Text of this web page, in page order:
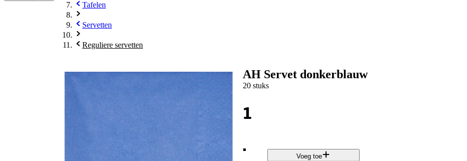
Tafelen
Servetten
Reguliere servetten
AH Servet donkerblauw
20 stuks
1
.
Voeg toe